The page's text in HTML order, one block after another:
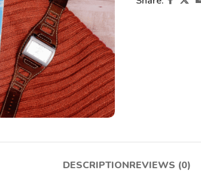
DESCRIPTIONREVIEWS (0)